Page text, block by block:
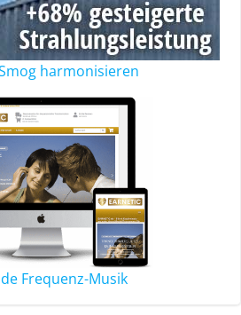
harmonisieren
Frequenz-Musik